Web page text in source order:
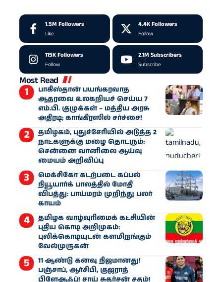
1.5M Followers
Like
4.4K Followers
Follow
115KFollowers
Follow
2.1M Subscribers
Subscribe
Most Read
பாகிஸ்தான் பயங்கரவாத
ஆதரவை உலகறியச் செய்ய 7
எம்.பி. குழுக்கள் – மத்திய அரசு
அதிரடி; காங்கிரஸில் சர்ச்சை!
தமிழகம், புதுச்சேரியில் அடுத்த 2
நாட்களுக்கு மழை தொடரும்:
சென்னை வானிலை ஆய்வு
மையம் அறிவிப்பு
மெக்சிகோ கடற்படை கப்பல்
நியூயார்க் பாலத்தில் மோதி
விபத்து: பாய்மரம் முறிந்து பலர்
காயம்
தமிழக வாழ்வுரிமைக் கட்சியின்
புதிய கொடி அறிமுகம்:
புலிக்கொடியுடன் களமிறங்கும்
வேல்முருகன்
11 ஆண்டு கனவு நிஜமானது!
பஞ்சாப், ஆர்சிபி, குஜராத்
பிளேஆஃப்! சாய் சுதர்சன் சதம்!